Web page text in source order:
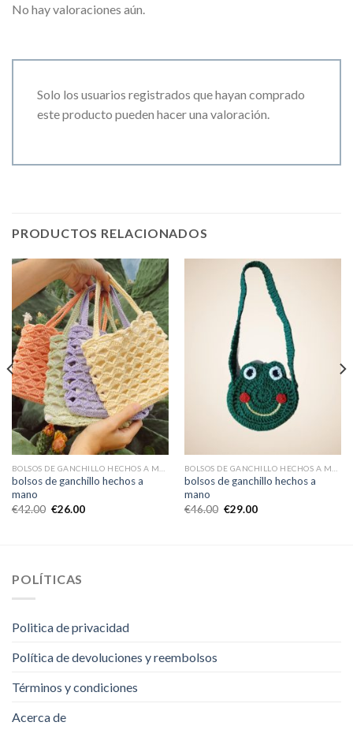
No hay valoraciones aún.
Solo los usuarios registrados que hayan comprado
este producto pueden hacer una valoración.
PRODUCTOS RELACIONADOS
bolsos de ganchillo hechos a
mano
€42.00 €26.00
bolsos de ganchillo hechos a
mano
€46.00 €29.00
POLÍTICAS
Politica de privacidad
Política de devoluciones y reembolsos
Términos y condiciones
Acerca de